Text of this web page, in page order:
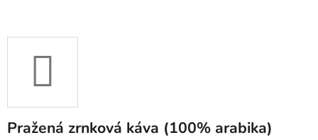
Pražená zrnková káva (100% arabika)